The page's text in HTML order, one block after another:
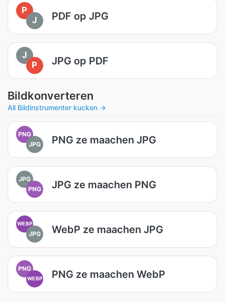
P
J
PDF op JPG
J
P
JPG op PDF
Bildkonverteren
All Bildinstrumenter kucken →
PNG
JPG
PNG ze maachen JPG
JPG
PNG
JPG ze maachen PNG
WEBP
JPG WebP ze maachen JPG
PNG
WEBP PNG ze maachen WebP